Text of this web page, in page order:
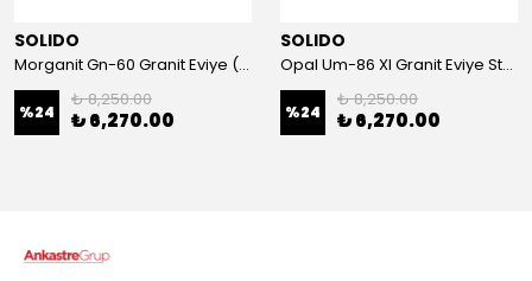
SOLIDO
Morganit Gn-60 Granit Eviye (Metallic Black)
%24
₺ 8,250.00
₺ 6,270.00
SOLIDO
Opal Um-86 Xl Granit Eviye Stone Grey
%24
₺ 8,250.00
₺ 6,270.00